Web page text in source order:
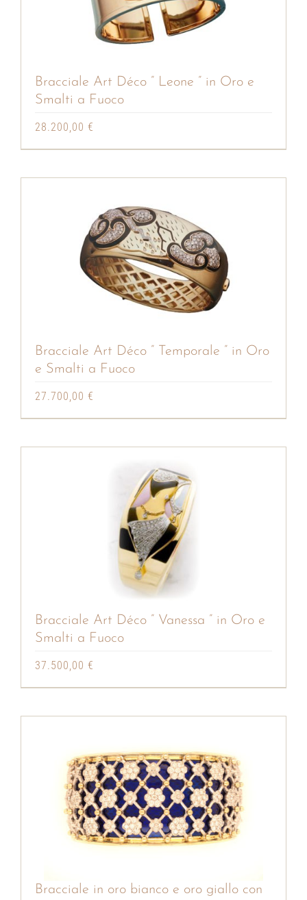
Bracciale Art Déco ” Leone ” in Oro e
Smalti a Fuoco
28.200,00 €
Bracciale Art Déco ” Temporale ” in Oro
e Smalti a Fuoco
27.700,00 €
Bracciale Art Déco ” Vanessa ” in Oro e
Smalti a Fuoco
37.500,00 €
Bracciale in oro bianco e oro giallo con